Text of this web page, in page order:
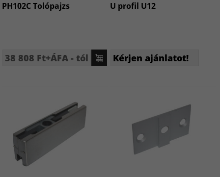
PH102C Tolópajzs
38 808 Ft+ÁFA - tól
U profil U12
Kérjen ajánlatot!